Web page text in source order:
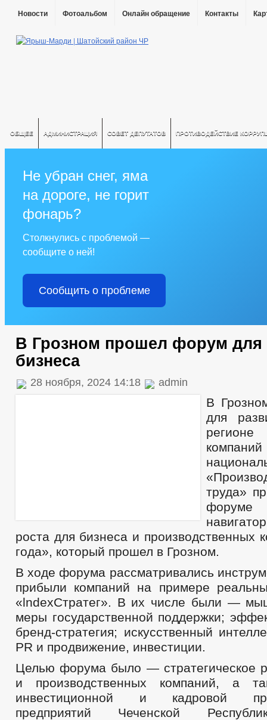
Новости Фотоальбом Онлайн обращение Контакты
ОБЩЕЕ АДМИНИСТРАЦИЯ СОВЕТ ДЕПУТАТОВ ПРОТИВОДЕЙСТВИЕ
Не убран снег, яма
на дороге, не горит
фонарь?
Столкнулись с проблемой —
сообщите о ней!
Сообщить о проблеме
В Грозном прошел форум для
бизнеса
28 ноября, 2024 14:18 admin
В
для
регионе
труда»
роста для бизнеса и производственных
года», который прошел в Грозном.
В ходе форума рассматривались
прибыли компаний на примере
«lndexСтратег». В их числе были —
меры государственной поддержки;
бренд-стратегия; искусственный
PR и продвижение, инвестиции.
Целью форума было — стратегическое
и производственных компаний, а
инвестиционной и кадровой
предприятий Чеченской